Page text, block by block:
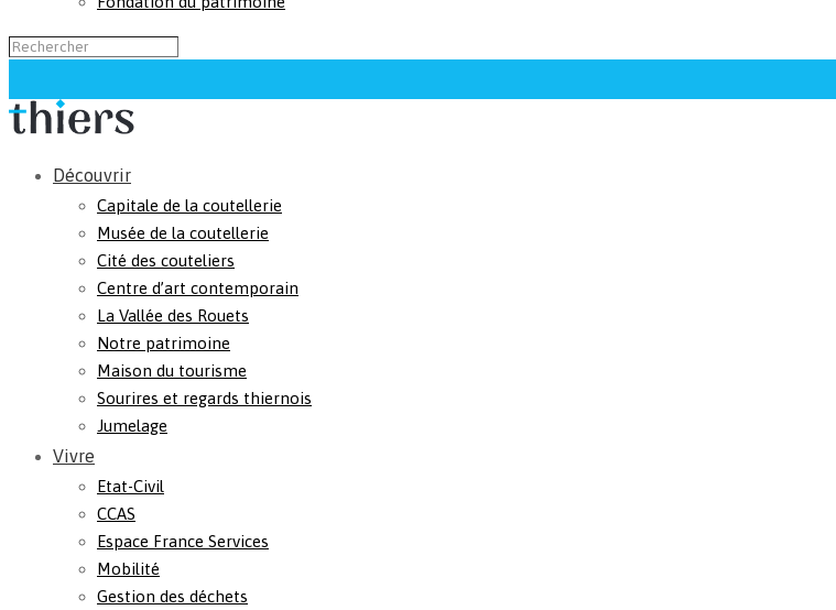
Découvrir
Capitale de la coutellerie
Musée de la coutellerie
Cité des couteliers
Centre d’art contemporain
La Vallée des Rouets
Notre patrimoine
Maison du tourisme
Sourires et regards thiernois
Jumelage
Vivre
Etat-Civil
CCAS
Espace France Services
Mobilité
Gestion des déchets